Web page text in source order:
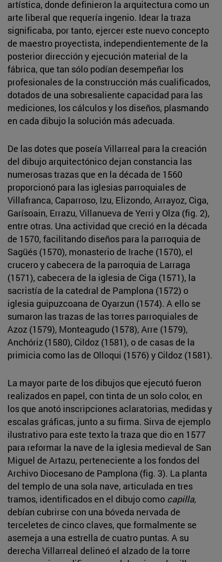
artística, donde definieron la arquitectura como un
arte liberal que requería ingenio. Idear la traza
significaba, por tanto, ejercer este nuevo concepto
de maestro proyectista, independientemente de la
posterior dirección y ejecución material de la
fábrica, que tan sólo podían desempeñar los
profesionales de la construcción más cualificados,
dotados de una sobresaliente capacidad para las
mediciones, los cálculos y los diseños, plasmando
en cada dibujo la solución más adecuada.
De las dotes que poseía Villarreal para la creación
del dibujo arquitectónico dejan constancia las
numerosas trazas que en la década de 1560
proporcionó para las iglesias parroquiales de
Villafranca, Caparroso, Izu, Elizondo, Arrayoz, Ciga,
Garísoain, Errazu, Villanueva de Yerri y Olza (fig. 2),
entre otras. Una actividad que creció en la década
de 1570, facilitando diseños para la parroquia de
Sagüés (1570), monasterio de Irache (1570), el
crucero y cabecera de la parroquia de Larraga
(1571), cabecera de la iglesia de Ciga (1571), la
sacristía de la catedral de Pamplona (1572) o
iglesia guipuzcoana de Oyarzun (1574). A ello se
sumaron las trazas de las torres parroquiales de
Azoz (1579), Monteagudo (1578), Arre (1579),
Anchóriz (1580), Cildoz (1581), o de casas de la
primicia como las de Olloqui (1576) y Cildoz (1581).
La mayor parte de los dibujos que ejecutó fueron
realizados en papel, con tinta de un solo color, en
los que anotó inscripciones aclaratorias, medidas y
escalas gráficas, junto a su firma. Sirva de ejemplo
ilustrativo para este texto la traza que dio en 1577
para reformar la nave de la iglesia medieval de San
Miguel de Artazu, perteneciente a los fondos del
Archivo Diocesano de Pamplona (fig. 3). La planta
del templo de una sola nave, articulada en tres
tramos, identificados en el dibujo como capilla,
debían cubrirse con una bóveda nervada de
terceletes de cinco claves, que formalmente se
asemeja a una estrella de cuatro puntas. A su
derecha Villarreal delineó el alzado de la torre